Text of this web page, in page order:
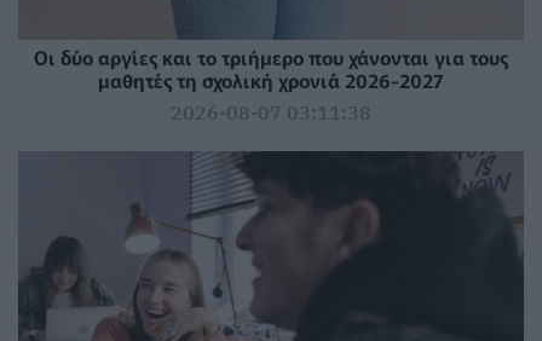
Οι δύο αργίες και το τριήμερο που χάνονται για τους
μαθητές τη σχολική χρονιά 2026-2027
2026-08-07 03:11:38